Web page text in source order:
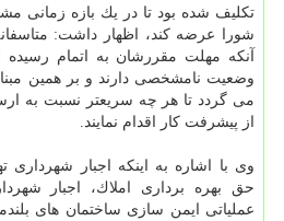
تكلیف شده بود تا در یك بازه زمانی
شورا عرضه كند، اظهار داشت:
آنكه مهلت مقررشان به اتمام رسیده
وضعیت نامشخصی دارند و بر همین مبنا
می گردد تا هر چه سریعتر نسبت به
از پیشرفت كار اقدام نمایند.
وی با اشاره به اینكه اجبار شهرداری
حق بهره برداری املاك، اجبار
عملیاتی ایمن سازی ساختمان های